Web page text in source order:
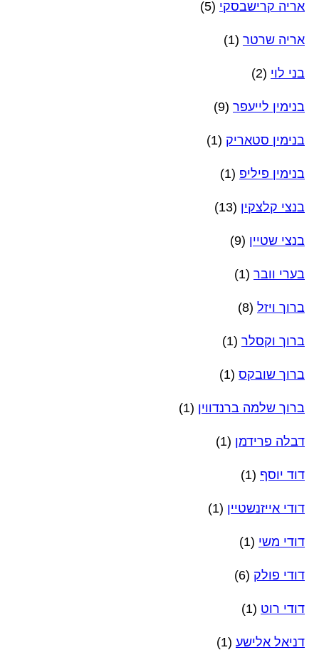
אריה קרישבסקי (5)
אריה שרטר (1)
בני לוי (2)
בנימין לייעפר (9)
בנימין סטאריק (1)
בנימין פיליפ (1)
בנצי קלצקין (13)
בנצי שטיין (9)
בערי וובר (1)
ברוך ויזל (8)
ברוך וקסלר (1)
ברוך שובקס (1)
ברוך שלמה ברנדווין (1)
דבלה פרידמן (1)
דוד יוסף (1)
דודי אייזנשטיין (1)
דודי משי (1)
דודי פולק (6)
דודי רוט (1)
דניאל אלישע (1)